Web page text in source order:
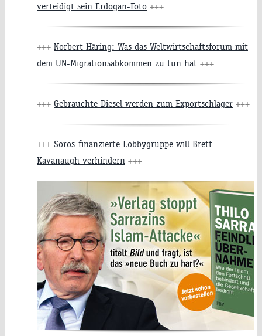
verteidigt sein Erdogan-Foto +++
+++ Norbert Häring: Was das Weltwirtschaftsforum mit
dem UN-Migrationsabkommen zu tun hat +++
+++ Gebrauchte Diesel werden zum Exportschlager +++
+++ Soros-finanzierte Lobbygruppe will Brett
Kavanaugh verhindern +++